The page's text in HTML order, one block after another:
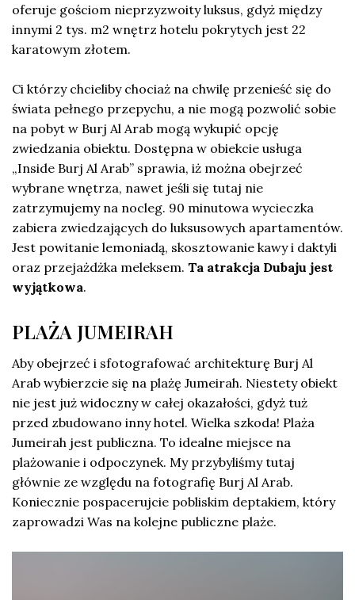
oferuje gościom nieprzyzwoity luksus, gdyż między
innymi 2 tys. m2 wnętrz hotelu pokrytych jest 22
karatowym złotem.
Ci którzy chcieliby chociaż na chwilę przenieść się do
świata pełnego przepychu, a nie mogą pozwolić sobie
na pobyt w Burj Al Arab mogą wykupić opcję
zwiedzania obiektu. Dostępna w obiekcie usługa
„Inside Burj Al Arab” sprawia, iż można obejrzeć
wybrane wnętrza, nawet jeśli się tutaj nie
zatrzymujemy na nocleg. 90 minutowa wycieczka
zabiera zwiedzających do luksusowych apartamentów.
Jest powitanie lemoniadą, skosztowanie kawy i daktyli
oraz przejażdżka meleksem. Ta atrakcja Dubaju jest
wyjątkowa.
PLAŻA JUMEIRAH
Aby obejrzeć i sfotografować architekturę Burj Al
Arab wybierzcie się na plażę Jumeirah. Niestety obiekt
nie jest już widoczny w całej okazałości, gdyż tuż
przed zbudowano inny hotel. Wielka szkoda! Plaża
Jumeirah jest publiczna. To idealne miejsce na
plażowanie i odpoczynek. My przybyliśmy tutaj
głównie ze względu na fotografię Burj Al Arab.
Koniecznie pospacerujcie pobliskim deptakiem, który
zaprowadzi Was na kolejne publiczne plaże.